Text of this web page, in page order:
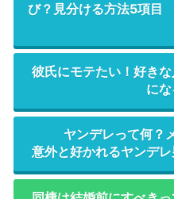
び？見分ける方法5項目
彼氏にモテたい！好き
に
ヤンデレって何？
意外と好かれるヤンデ